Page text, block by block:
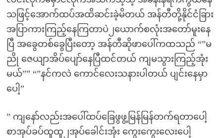
သဖြင့်အောက်ထပ်အထိဆင်းခဲ့မိတယ် အန်တီတို့နိုင်ငံခြား
အပြာကားကြည့်နေကြတာပဲ၂ယောက်စလုံးအတော်မူးနေ
ပြီ အခွေတစ်ခွေပြီးတော့ အန်တီဆိုဖာပေါ်ကထသည် “”မ
ညို ဇေယျာအိပ်ပျော်နေပြီထင်တယ် ကျမသွားကြည့်အုံး
မယ်”” “”နင်ကလဲ ကောင်လေးသနားပါတယ် ပျင်းနေမှာ
ပေါ့”
” ကျနော်လည်းအပေါ်ထပ်ခြေဖွဖွ့မြန်မြန်တက်ရတာပေါ့
စာအုပ်ခပ်ထူထူ၂အုပ်ခေါင်းအုံး ကွေးကွေးလေးပေါ့